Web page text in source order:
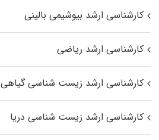
کارشناسی ارشد بیوشیمی بالینی
کارشناسی ارشد ریاضی
کارشناسی ارشد زیست‌ شناسی گیاهی
کارشناسی ارشد زیست‌ شناسی دریا